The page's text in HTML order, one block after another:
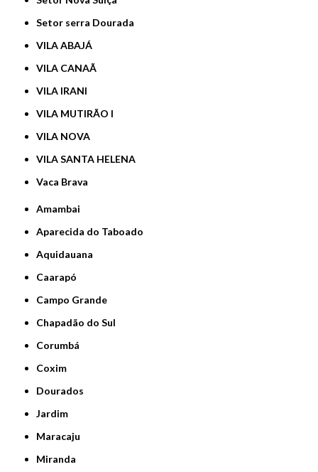
Setor serra Dourada
VILA ABAJÁ
VILA CANAÃ
VILA IRANI
VILA MUTIRÃO I
VILA NOVA
VILA SANTA HELENA
Vaca Brava
Amambai
Aparecida do Taboado
Aquidauana
Caarapó
Campo Grande
Chapadão do Sul
Corumbá
Coxim
Dourados
Jardim
Maracaju
Miranda